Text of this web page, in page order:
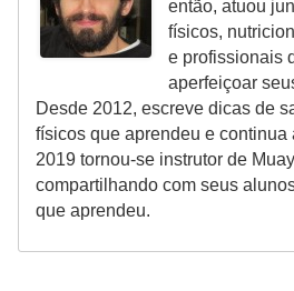
então, atuou
físicos,
e profissionais
aperfeiçoar
Desde 2012, escreve dicas de
físicos que aprendeu e continua
2019 tornou-se instrutor de
compartilhando com seus
que aprendeu.